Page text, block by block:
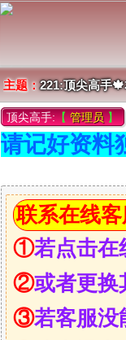
主题：221:顶尖高手
顶尖高手:【管理员】
请记好资料
联系在线
①若点击在
②或者更换
③若客服没